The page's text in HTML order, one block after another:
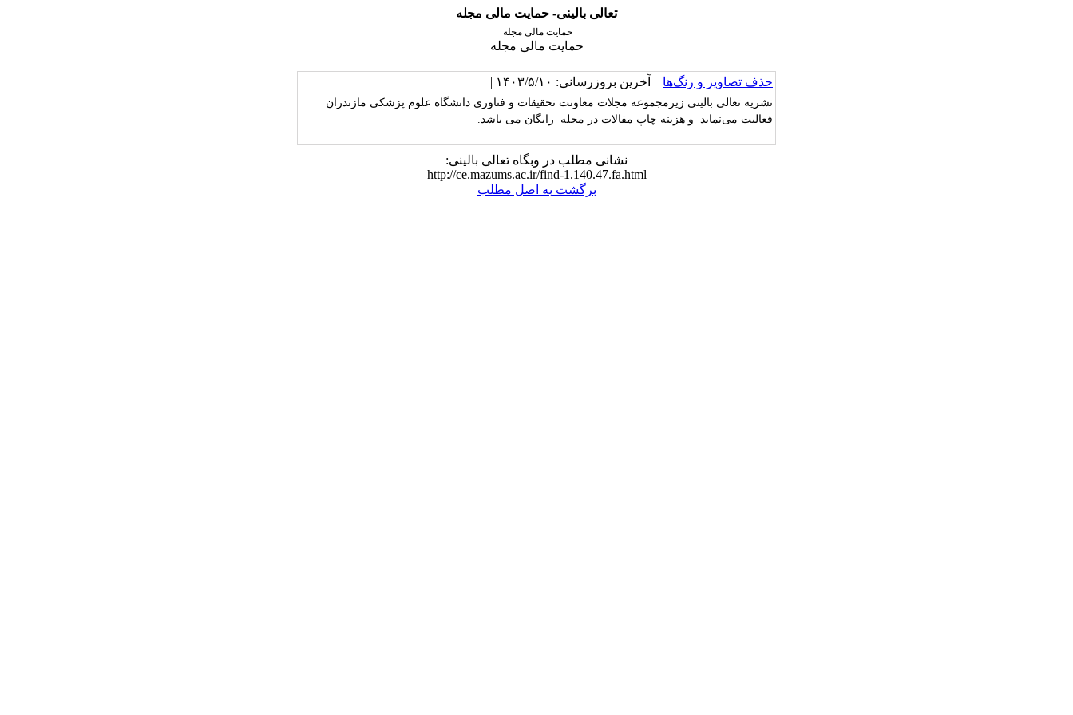
تعالی بالینی- حمایت مالی مجله
حمایت مالی مجله
حمایت مالی مجله
حذف تصاویر و رنگ‌ها | آخرین بروزرسانی: ۱۴۰۳/۵/۱۰ |
نشریه تعالی بالینی زیرمجموعه مجلات معاونت تحقیقات و فناوری دانشگاه علوم پزشکی مازندران
فعالیت می‌نماید و هزینه چاپ مقالات در مجله رایگان می باشد.
نشانی مطلب در وبگاه تعالی بالینی:
http://ce.mazums.ac.ir/find-1.140.47.fa.html
برگشت به اصل مطلب